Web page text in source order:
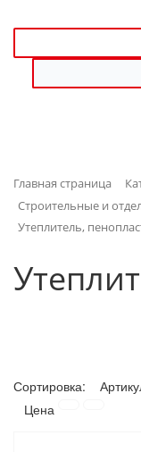
ДЕТСКИЕ
ИНТЕРЬЕР
НАСОСНОЕ
Главная страница
Строительные и
Утеплитель,
Сортировка:
Цена